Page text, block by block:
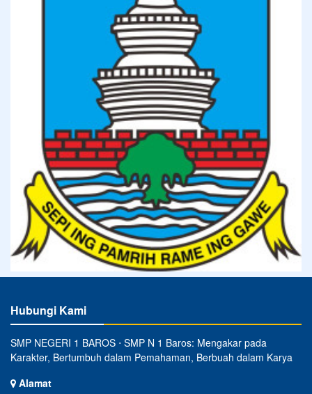
Hubungi Kami
SMP NEGERI 1 BAROS ⋅ SMP N 1 Baros: Mengakar pada
Karakter, Bertumbuh dalam Pemahaman, Berbuah dalam Karya
Alamat